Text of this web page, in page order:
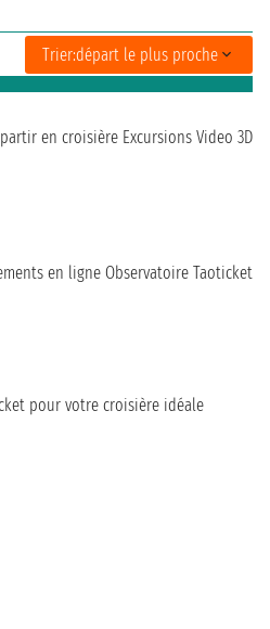
Trier:départ le plus proche
en croisière Excursions Video 3D
en ligne Observatoire Taoticket
pour votre croisière idéale